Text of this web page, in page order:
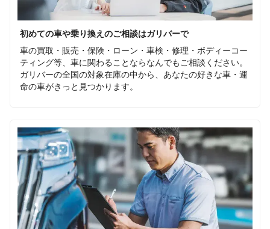
初めての車や乗り換えのご相談はガリバーで
車の買取・販売・保険・ローン・車検・修理・ボディーコー
ティング等、車に関わることならなんでもご相談ください。
ガリバーの全国の対象在庫の中から、あなたの好きな車・運
命の車がきっと見つかります。